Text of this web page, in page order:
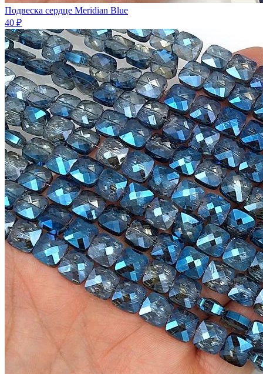
Подвеска сердце Meridian Blue
40 ₽